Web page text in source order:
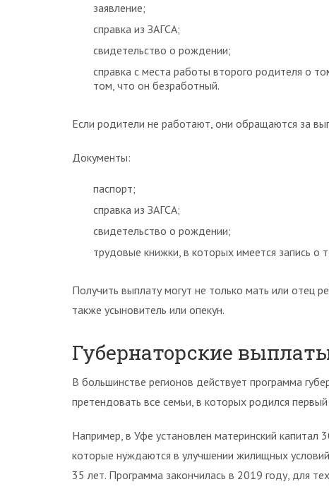
заявление;
справка из ЗАГСА;
свидетельство о рождении;
справка с места работы второго родителя о
том, что он безработный.
Если родители не работают, они обращаются за
Документы:
паспорт;
справка из ЗАГСА;
свидетельство о рождении;
трудовые книжки, в которых имеется запись о
Получить выплату могут не только мать или отец
также усыновитель или опекун.
Губернаторские
В большинстве регионов действует программа
претендовать все семьи, в которых родился
Например, в Уфе установлен материнский капитал
которые нуждаются в улучшении жилищных
35 лет. Программа закончилась в 2019 году, для